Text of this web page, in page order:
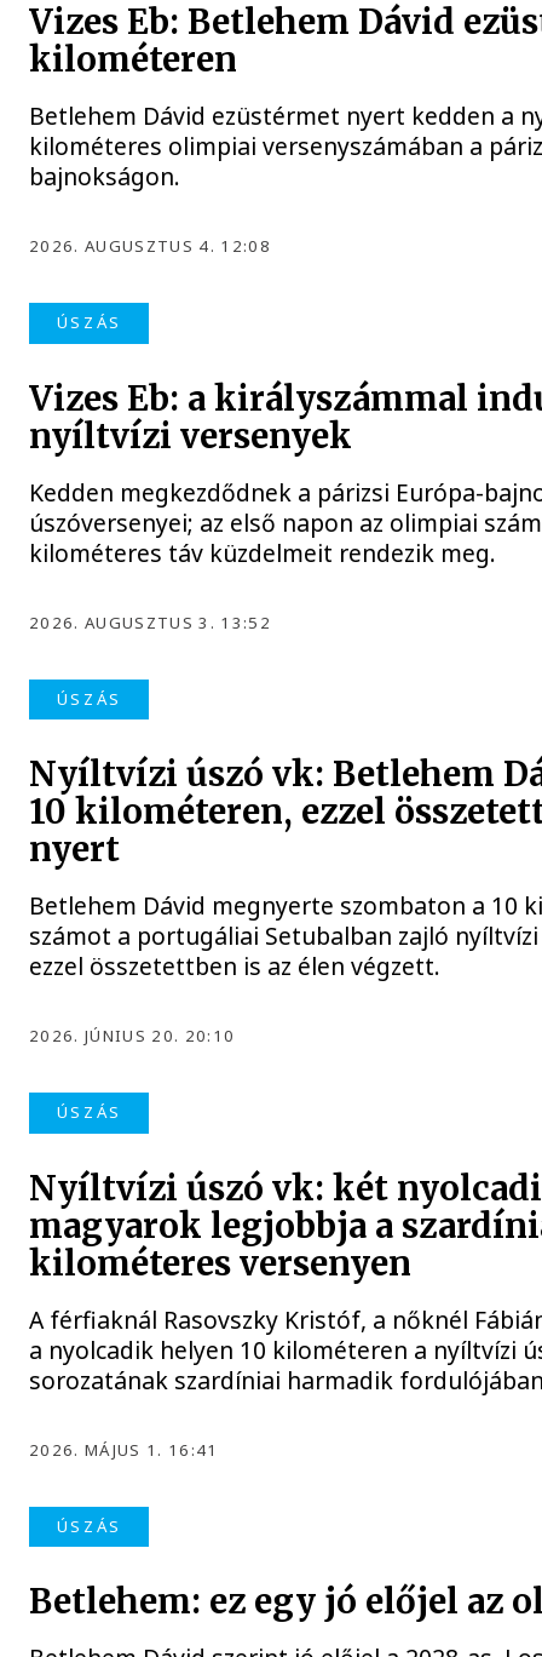
Vizes Eb: Betlehem Dávid
kilométeren
Betlehem Dávid ezüstérmet nyert kedden a
kilométeres olimpiai versenyszámában a
bajnokságon.
2026. AUGUSZTUS 4. 12:08
ÚSZÁS
Vizes Eb: a királyszámmal
nyíltvízi versenyek
Kedden megkezdődnek a párizsi Európa-
úszóversenyei; az első napon az olimpiai
kilométeres táv küzdelmeit rendezik meg.
2026. AUGUSZTUS 3. 13:52
ÚSZÁS
Nyíltvízi úszó vk: Betlehem
10 kilométeren, ezzel
nyert
Betlehem Dávid megnyerte szombaton a 10
számot a portugáliai Setubalban zajló
ezzel összetettben is az élen végzett.
2026. JÚNIUS 20. 20:10
ÚSZÁS
Nyíltvízi úszó vk: két
magyarok legjobbja a
kilométeres versenyen
A férfiaknál Rasovszky Kristóf, a nőknél
a nyolcadik helyen 10 kilométeren a nyíltvízi
sorozatának szardíniai harmadik
2026. MÁJUS 1. 16:41
ÚSZÁS
Betlehem: ez egy jó előjel az